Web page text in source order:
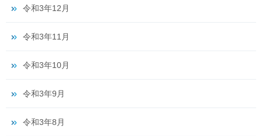
令和3年12月
令和3年11月
令和3年10月
令和3年9月
令和3年8月